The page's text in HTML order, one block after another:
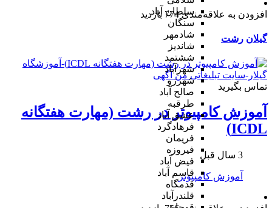
سلطان آباد
سنگان
شادمهر
شاندیز
ششتمد
شهرآباد
شهرزو
صالح آباد
طرقبه
عشق آباد
فرهادگرد
فریمان
فیروزه
فیض آباد
قاسم آباد
قدمگاه
قلندرآباد
افزودن به علاقه‌مندی 774 بازدید
گیلان رشت
تماس بگیرید
آموزش کامپیوتر در رشت (مهارت هفتگانه
ICDL)
3 سال قبل
آموزش کامپیوتر